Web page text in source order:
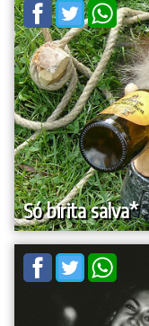
Só birita salva*